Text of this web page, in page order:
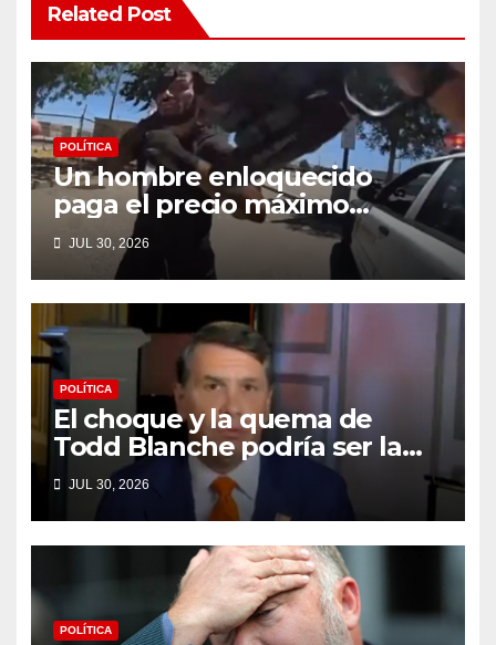
Related Post
POLÍTICA
Un hombre enloquecido
paga el precio máximo
después de llevar un cuchillo
a un tiroteo con agentes del
condado de Los Ángeles
(VIDEO) * The Gateway Pundit
* por Cullen Linebarger
JUL 30, 2026
POLÍTICA
El choque y la quema de
Todd Blanche podría ser la
máxima humillación de
Trump
JUL 30, 2026
POLÍTICA